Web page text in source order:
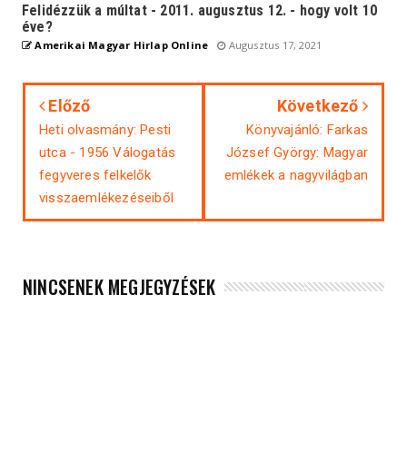
Felidézzük a múltat - 2011. augusztus 12. - hogy volt 10
éve?
Amerikai Magyar Hirlap Online Augusztus 17, 2021
Előző
Heti olvasmány: Pesti
utca - 1956 Válogatás
fegyveres felkelők
visszaemlékezéseiből
Következő
Könyvajánló: Farkas
József György: Magyar
emlékek a nagyvilágban
NINCSENEK MEGJEGYZÉSEK